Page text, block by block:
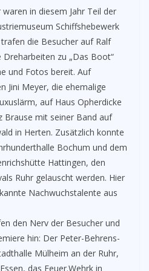
in diesem Jahr Teil der
Schiffshebewerk
die Besucher auf Ralf
Dreharbeiten zu „Das Boot“
und Fotos bereit. Auf
Jini Meyer, die ehemalige
auf Haus Opherdicke
Brause mit seiner Band auf
in Herten. Zusätzlich konnte
Bochum und dem
Hattingen, den
Ruhr gelauscht werden. Hier
Nachwuchstalente aus
den Nerv der Besucher und
hin: Der Peter-Behrens-
Mülheim an der Ruhr,
das Feuer.Wehrk in